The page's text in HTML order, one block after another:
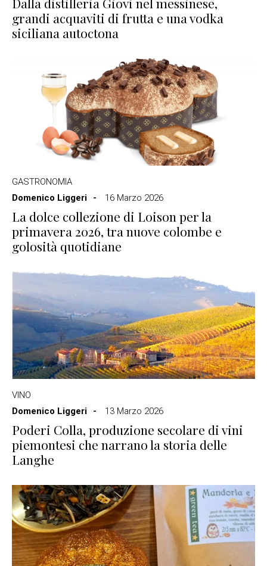
grandi acquaviti di frutta e una vodka
siciliana autoctona
GASTRONOMIA
Domenico Liggeri
16 Marzo 2026
La dolce collezione di Loison per la
primavera 2026, tra nuove colombe e
golosità quotidiane
VINO
Domenico Liggeri
13 Marzo 2026
Poderi Colla, produzione secolare di vini
piemontesi che narrano la storia delle
Langhe